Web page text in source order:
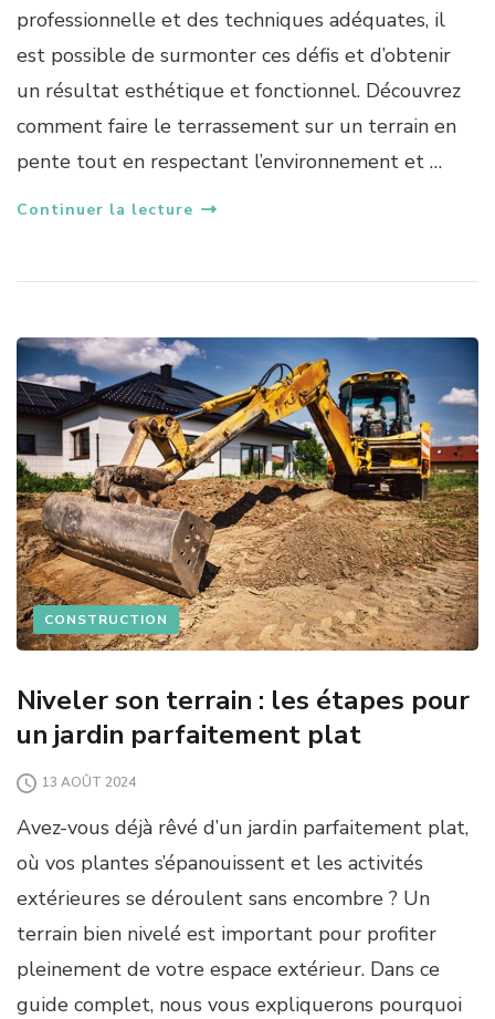
professionnelle et des techniques adéquates, il
est possible de surmonter ces défis et d’obtenir
un résultat esthétique et fonctionnel. Découvrez
comment faire le terrassement sur un terrain en
pente tout en respectant l’environnement et …
Continuer la lecture
CONSTRUCTION
Niveler son terrain : les étapes pour
un jardin parfaitement plat
13 AOÛT 2024
Avez-vous déjà rêvé d’un jardin parfaitement plat,
où vos plantes s’épanouissent et les activités
extérieures se déroulent sans encombre ? Un
terrain bien nivelé est important pour profiter
pleinement de votre espace extérieur. Dans ce
guide complet, nous vous expliquerons pourquoi